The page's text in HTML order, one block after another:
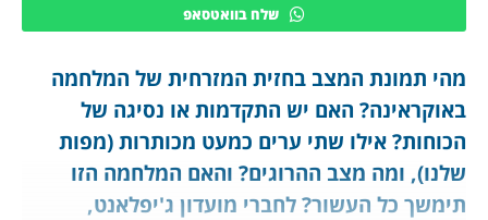
שלח בוואטסאפ
מהי תמונת המצב בחזית המזרחית של המלחמה
באוקראינה? האם יש התקדמות או נסיגה של
הכוחות? אילו שתי ערים כמעט מכותרות (מפות
שלנו), ומה מצב ההרוגים? והאם המלחמה הזו
תימשך כל העשור? לחברי מועדון ג'יפלאנט,